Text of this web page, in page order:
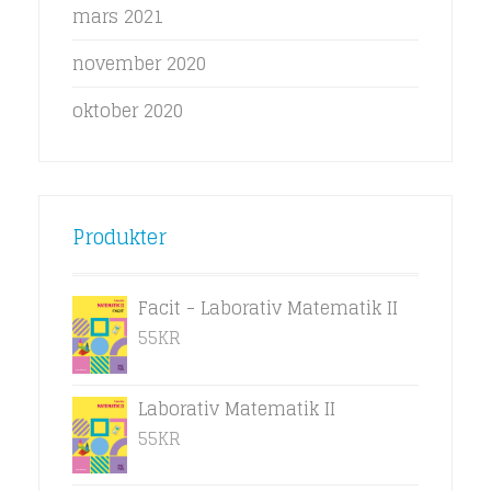
mars 2021
november 2020
oktober 2020
Produkter
Facit - Laborativ Matematik II
55KR
Laborativ Matematik II
55KR